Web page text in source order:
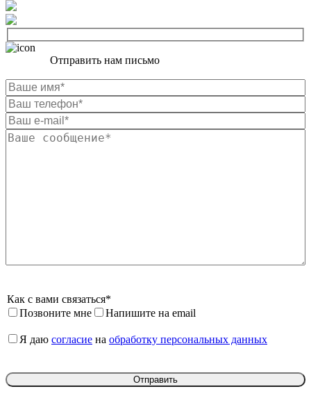
Отправить нам письмо
Как с вами связаться*
Позвоните мне
Напишите на email
Я даю согласие на обработку персональных данных